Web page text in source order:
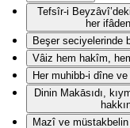
Tefsîr-i
her
Beşer seciyelerinde
Vâiz hem hakîm,
Her muhibb-i dîne
Dinin Makāsıdı,
Mazî ve